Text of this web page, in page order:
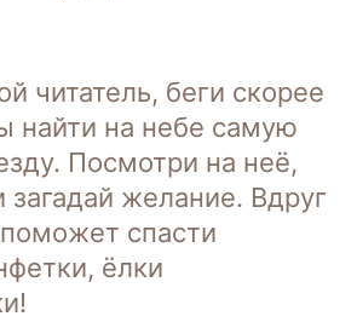
читатель, беги скорее
найти на небе самую
Посмотри на неё,
загадай желание. Вдруг
спасти
ёлки